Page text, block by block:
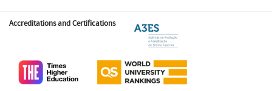
Accreditations and Certifications